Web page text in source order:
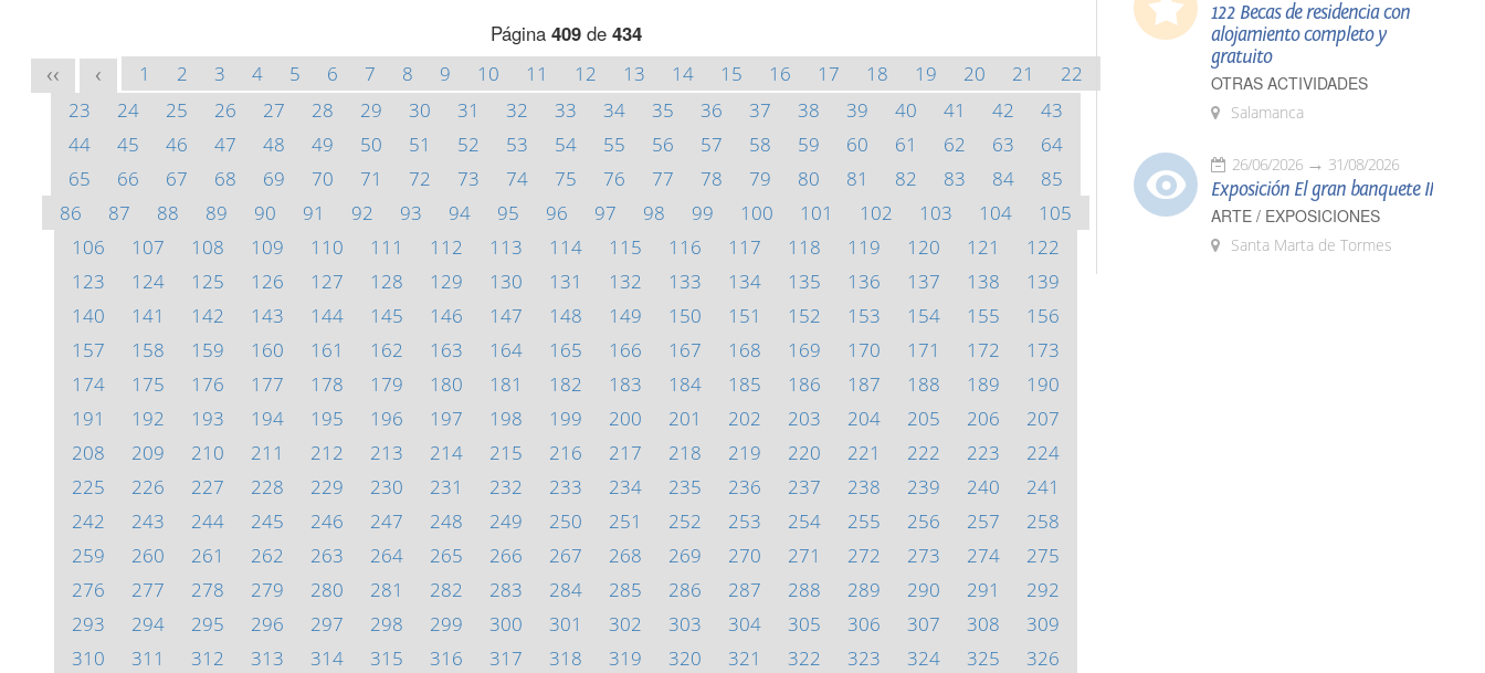
Página 409de 434
<< < 1 2 3 4 5 6 7 8 9 10 11 12 13 14 15 16 17 18 19 20 21
22
23
24 25 26 27 28 29 30 31 32 33 34 35 36 37 38 39 40 41 42
43
44
45 46 47 48 49 50 51 52 53 54 55 56 57 58 59 60 61 62 63
64
65
66 67 68 69 70 71 72 73 74 75 76 77 78 79 80 81 82 83 84
85
86
87 88 89 90 91 92 93 94 95 96 97 98 99 100 101 102 103 104
105
106
107 108 109 110 111 112 113 114 115 116 117 118 119 120 121
122
123
124 125 126 127 128 129 130 131 132 133 134 135 136 137 138
139
140
141 142 143 144 145 146 147 148 149 150 151 152 153 154 155
156
157
158 159 160 161 162 163 164 165 166 167 168 169 170 171 172
173
174
175 176 177 178 179 180 181 182 183 184 185 186 187 188 189
190
191
192 193 194 195 196 197 198 199 200 201 202 203 204 205 206
207
208
209 210 211 212 213 214 215 216 217 218 219 220 221 222 223
224
225
226 227 228 229 230 231 232 233 234 235 236 237 238 239 240
241
242
243 244 245 246 247 248 249 250 251 252 253 254 255 256 257
258
259
260 261 262 263 264 265 266 267 268 269 270 271 272 273 274
275
276
277 278 279 280 281 282 283 284 285 286 287 288 289 290 291
292
293
294 295 296 297 298 299 300 301 302 303 304 305 306 307 308
309
310
311 312 313 314 315 316 317 318 319 320 321 322 323 324 325 326
122 Becas de residencia con
alojamiento completo y
gratuito
OTRAS ACTIVIDADES
Salamanca
26/06/2026 31/08/2026
Exposición El gran banquete II
ARTE / EXPOSICIONES
Santa Marta de Tormes